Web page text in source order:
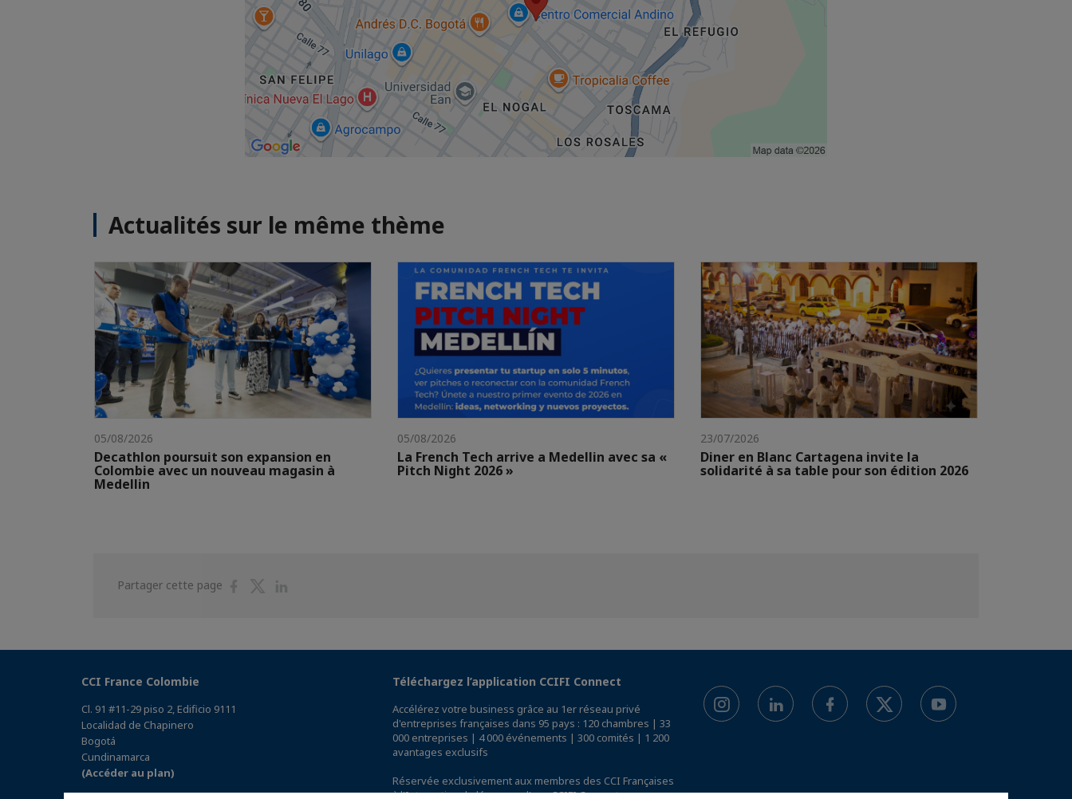
Actualités sur le même thème
05/08/2026
Decathlon poursuit son expansion en
Colombie avec un nouveau magasin à
Medellin
05/08/2026
La French Tech arrive a Medellin avec sa «
Pitch Night 2026 »
23/07/2026
Diner en Blanc Cartagena invite la
solidarité à sa table pour son édition 2026
Partager cette page
PartagerPartager
CCI France Colombie
Cl. 91 #11-29 piso 2, Edificio 9111
Localidad de Chapinero
Bogotá
Cundinamarca
(Accéder au plan)
Téléchargez l’application CCIFI Connect
Accélérez votre business grâce au 1er réseau privé
d'entreprises françaises dans 95 pays : 120 chambres | 33
000 entreprises | 4 000 événements | 300 comités | 1 200
avantages exclusifs
Réservée exclusivement aux membres des CCI Françaises
à l'International,découvrez l'app CCIFI Connect.